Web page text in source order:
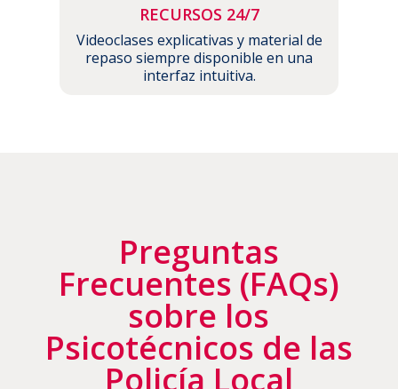
RECURSOS 24/7
Videoclases explicativas y material de
repaso siempre disponible en una
interfaz intuitiva.
Preguntas
Frecuentes (FAQs)
sobre los
Psicotécnicos de las
Policía Local